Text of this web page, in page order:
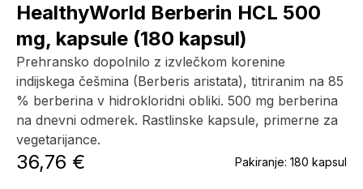
HealthyWorld Berberin HCL 500
mg, kapsule (180 kapsul)
Prehransko dopolnilo z izvlečkom korenine
indijskega češmina (Berberis aristata), titriranim na 85
% berberina v hidrokloridni obliki. 500 mg berberina
na dnevni odmerek. Rastlinske kapsule, primerne za
vegetarijance.
36,76 € Pakiranje: 180 kapsul